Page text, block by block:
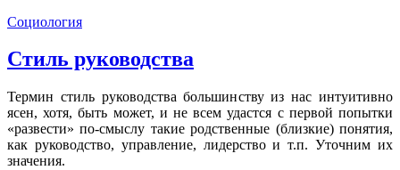
Социология
Стиль руководства
Термин стиль руководства большинству из нас интуитивно
ясен, хотя, быть может, и не всем удастся с первой попытки
«развести» по-смыслу такие родственные (близкие) понятия,
как руководство, управление, лидерство и т.п. Уточним их
значения.